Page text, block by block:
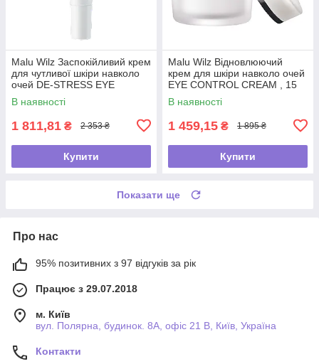
Malu Wilz Заспокійливий крем
для чутливої шкіри навколо
очей DE-STRESS EYE
CREAM , 15 мл
В наявності
1 811,81 ₴ 2 353 ₴
Купити
Malu Wilz Відновлюючий
крем для шкіри навколо очей
EYE CONTROL CREAM , 15
мл
В наявності
1 459,15 ₴ 1 895 ₴
Купити
Показати ще
Про нас
95% позитивних з 97 відгуків за рік
Працює з 29.07.2018
м. Київ
вул. Полярна, будинок. 8А, офіс 21 В, Київ, Україна
Контакти